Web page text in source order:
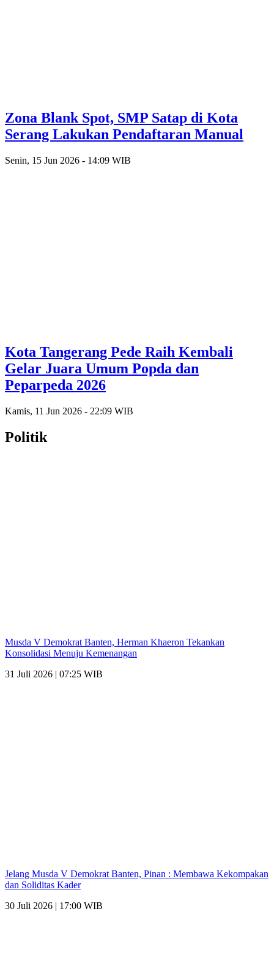
Zona Blank Spot, SMP Satap di Kota
Serang Lakukan Pendaftaran Manual
Senin, 15 Jun 2026 - 14:09 WIB
Kota Tangerang Pede Raih Kembali
Gelar Juara Umum Popda dan
Peparpeda 2026
Kamis, 11 Jun 2026 - 22:09 WIB
Politik
Musda V Demokrat Banten, Herman Khaeron Tekankan
Konsolidasi Menuju Kemenangan
31 Juli 2026 | 07:25 WIB
Jelang Musda V Demokrat Banten, Pinan : Membawa Kekompakan
dan Soliditas Kader
30 Juli 2026 | 17:00 WIB